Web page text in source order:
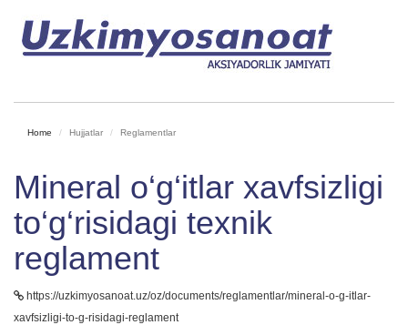
Home Hujjatlar Reglamentlar
Mineral o‘g‘itlar xavfsizligi
to‘g‘risidagi texnik
reglament
https://uzkimyosanoat.uz/oz/documents/reglamentlar/mineral-o-g-itlar-
xavfsizligi-to-g-risidagi-reglament